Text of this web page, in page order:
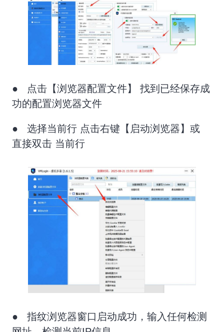
● 点击【浏览器配置文件】 找到已经保存成
功的配置浏览器文件
● 选择当前行 点击右键【启动浏览器】或
直接双击 当前行
● 指纹浏览器窗口启动成功，输入任何检测